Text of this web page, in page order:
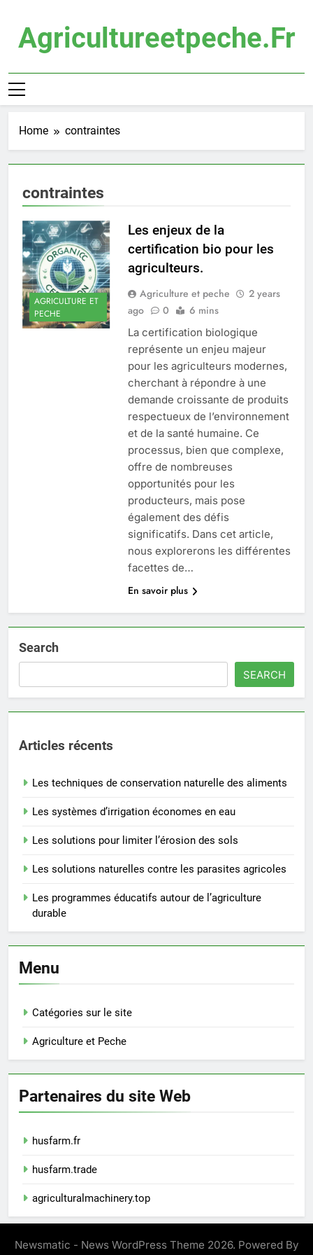
contentAgricultureetpeche.fr
Home contraintes
contraintes
AGRICULTURE ET
PECHE
Les enjeux de la
certification bio pour les
agriculteurs.
Agriculture et peche
2 years
ago
0 6 mins
La certification biologique
représente un enjeu majeur
pour les agriculteurs modernes,
cherchant à répondre à une
demande croissante de produits
respectueux de l’environnement
et de la santé humaine. Ce
processus, bien que complexe,
offre de nombreuses
opportunités pour les
producteurs, mais pose
également des défis
significatifs. Dans cet article,
nous explorerons les différentes
facettes de…
En savoir plus
Search
SEARCH
Articles récents
Les techniques de conservation naturelle des aliments
Les systèmes d’irrigation économes en eau
Les solutions pour limiter l’érosion des sols
Les solutions naturelles contre les parasites agricoles
Les programmes éducatifs autour de l’agriculture
durable
Menu
Catégories sur le site
Agriculture et Peche
Partenaires du site Web
husfarm.fr
husfarm.trade
agriculturalmachinery.top
Newsmatic - News WordPress Theme 2026. Powered By